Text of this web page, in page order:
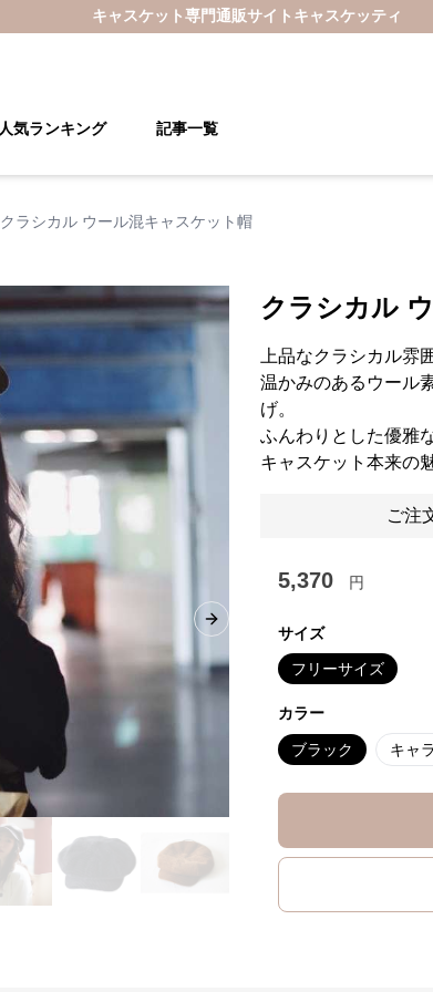
キャスケット専門通販サイト キャスケッティ
人気ランキング 記事一覧
クラシカル ウール混キャスケット帽
Next slide
クラシカル
上品なクラシカル雰
温かみのあるウール
げ。
ふんわりとした優雅
キャスケット本来の
ご注
5,370 円
サイズ
フリーサイズ
カラー
ブラック キャ